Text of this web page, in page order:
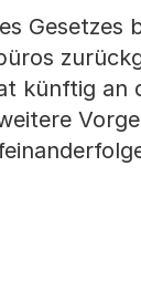
Gesetzes
künftig an